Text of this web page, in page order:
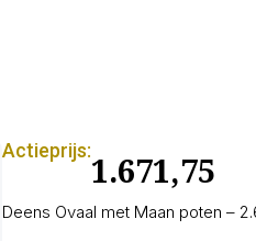
Actieprijs:
1.671,75
Deens Ovaal met Maan poten –